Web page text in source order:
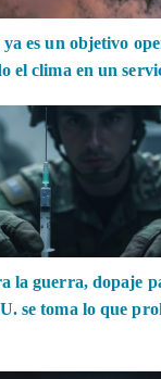
es un objetivo
el clima en un
la guerra, dopaje
se toma lo que